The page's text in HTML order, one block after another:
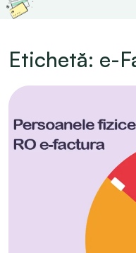
Etichetă: e-